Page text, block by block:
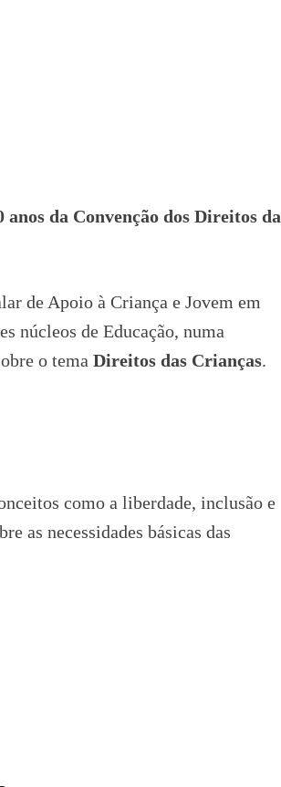
anos da Convenção dos Direitos da
de Apoio à Criança e Jovem em
núcleos de Educação, numa
o tema Direitos das Crianças.
como a liberdade, inclusão e
as necessidades básicas das